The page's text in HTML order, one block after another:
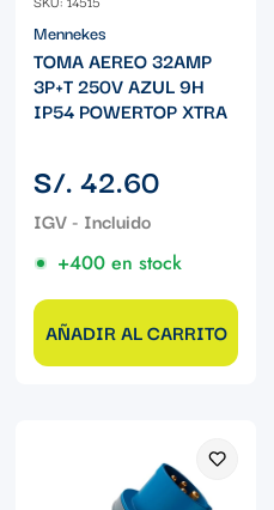
Mennekes
TOMA AEREO 32AMP
3P+T 250V AZUL 9H
IP54 POWERTOP XTRA
Precio
regular
S/. 42.60
+400 en stock
AÑADIR AL CARRITO